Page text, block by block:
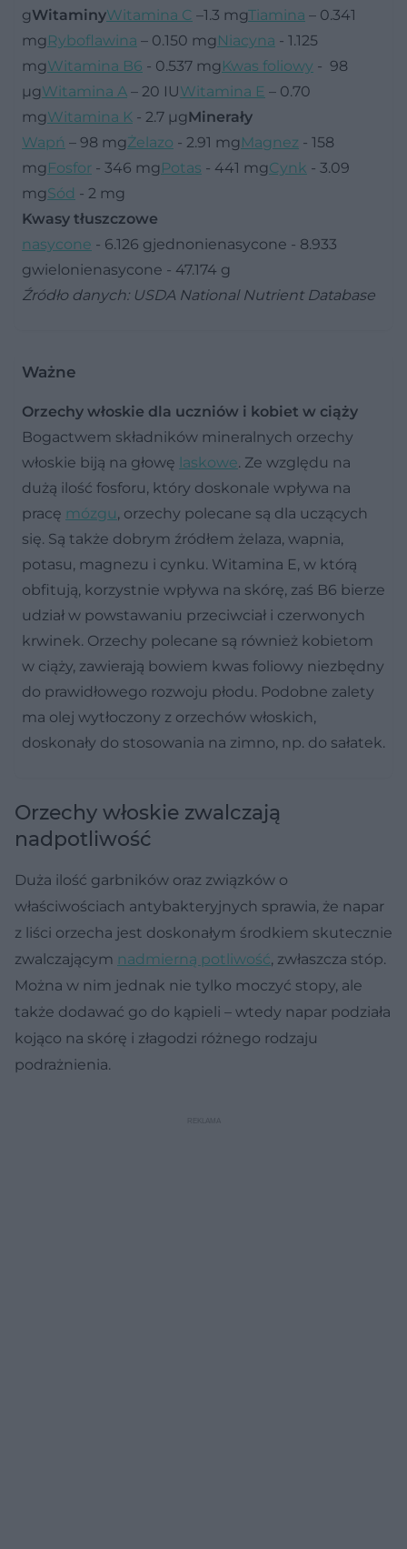
gWitaminyWitamina C –1.3 mgTiamina – 0.341
mg Ryboflawina – 0.150 mg Niacyna - 1.125
mgWitamina B6 - 0.537 mg Kwas foliowy - 98
µgWitamina A – 20 IUWitamina E – 0.70
mgWitamina K - 2.7 µgMinerały
Wapń – 98 mgŻelazo - 2.91 mg Magnez - 158
mg Fosfor - 346 mg Potas - 441 mgCynk - 3.09
mgSód - 2 mg
Kwasy tłuszczowe
nasycone - 6.126 gjednonienasycone - 8.933
gwielonienasycone - 47.174 g
Źródło danych: USDA National Nutrient Database
Ważne
Orzechy włoskie dla uczniów i kobiet w ciąży
Bogactwem składników mineralnych orzechy
włoskie biją na głowę laskowe. Ze względu na
dużą ilość fosforu, który doskonale wpływa na
pracę mózgu, orzechy polecane są dla uczących
się. Są także dobrym źródłem żelaza, wapnia,
potasu, magnezu i cynku. Witamina E, w którą
obfitują, korzystnie wpływa na skórę, zaś B6 bierze
udział w powstawaniu przeciwciał i czerwonych
krwinek. Orzechy polecane są również kobietom
w ciąży, zawierają bowiem kwas foliowy niezbędny
do prawidłowego rozwoju płodu. Podobne zalety
ma olej wytłoczony z orzechów włoskich,
doskonały do stosowania na zimno, np. do sałatek.
Orzechy włoskie zwalczają
nadpotliwość
Duża ilość garbników oraz związków o
właściwościach antybakteryjnych sprawia, że napar
z liści orzecha jest doskonałym środkiem skutecznie
zwalczającym nadmierną potliwość, zwłaszcza stóp.
Można w nim jednak nie tylko moczyć stopy, ale
także dodawać go do kąpieli – wtedy napar podziała
kojąco na skórę i złagodzi różnego rodzaju
podrażnienia.